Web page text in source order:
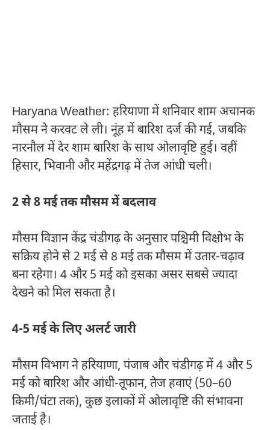
Haryana Weather: हरियाणा में शनिवार शाम अचानक
मौसम ने करवट ले ली। नूंह में बारिश दर्ज की गई, जबकि
नारनौल में देर शाम बारिश के साथ ओलावृष्टि हुई। वहीं
हिसार, भिवानी और महेंद्रगढ़ में तेज आंधी चली।
2 से 8 मई तक मौसम में बदलाव
मौसम विज्ञान केंद्र चंडीगढ़ के अनुसार पश्चिमी विक्षोभ के
सक्रिय होने से 2 मई से 8 मई तक मौसम में उतार-चढ़ाव
बना रहेगा। 4 और 5 मई को इसका असर सबसे ज्यादा
देखने को मिल सकता है।
4-5 मई के लिए अलर्ट जारी
मौसम विभाग ने हरियाणा, पंजाब और चंडीगढ़ में 4 और 5
मई को बारिश और आंधी-तूफान, तेज हवाएं (50–60
किमी/घंटा तक), कुछ इलाकों में ओलावृष्टि की संभावना
जताई है।